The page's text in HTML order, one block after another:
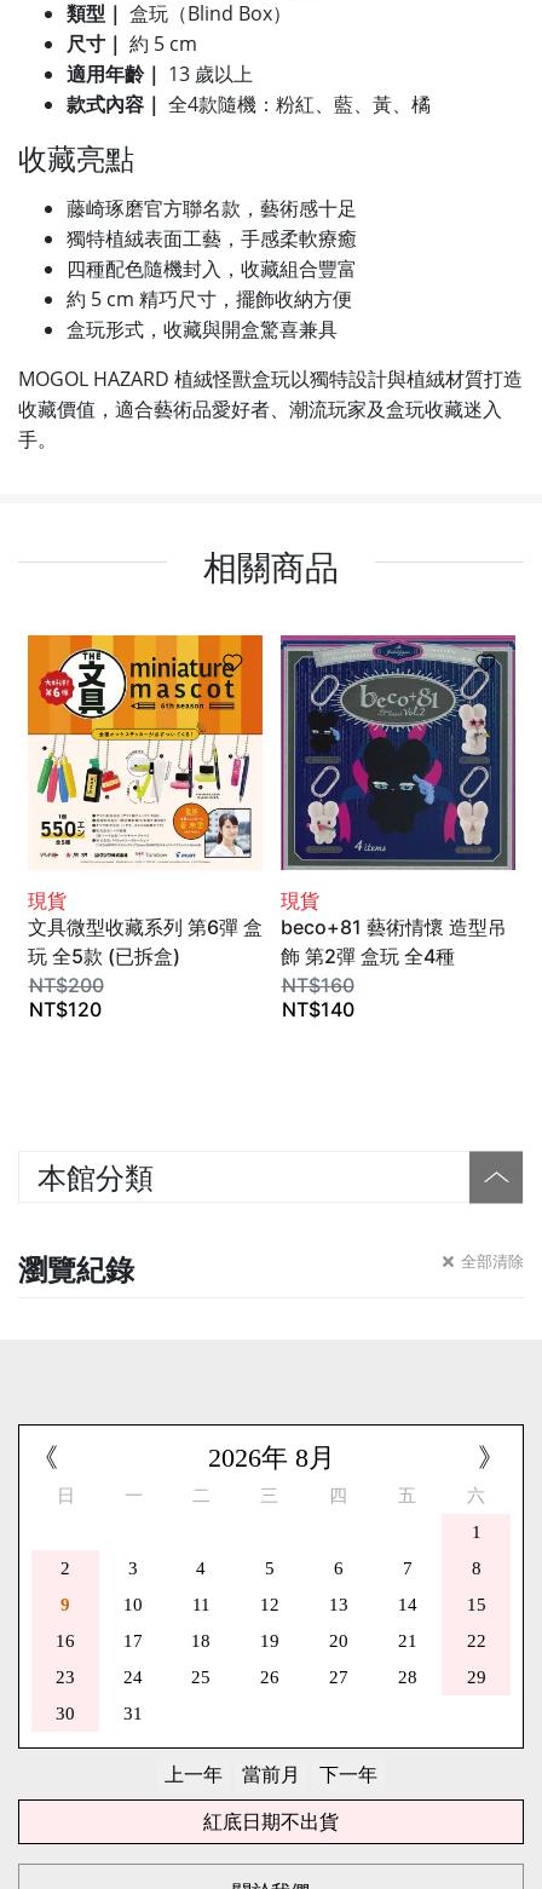
本館分類
瀏覽紀錄 全部清除
類型｜ 盒玩（Blind Box）
尺寸｜ 約 5 cm
適用年齡｜ 13 歲以上
款式內容｜ 全4款隨機：粉紅、藍、黃、橘
收藏亮點
藤崎琢磨官方聯名款，藝術感十足
獨特植絨表面工藝，手感柔軟療癒
四種配色隨機封入，收藏組合豐富
約 5 cm 精巧尺寸，擺飾收納方便
盒玩形式，收藏與開盒驚喜兼具
MOGOL HAZARD 植絨怪獸盒玩以獨特設計與植絨材質打造
收藏價值，適合藝術品愛好者、潮流玩家及盒玩收藏迷入
手。
相關商品
現貨
文具微型收藏系列 第6彈 盒
玩 全5款 (已拆盒)
Kenelephant
NT$200
NT$120
現貨
beco+81 藝術情懷 造型吊
飾 第2彈 盒玩 全4種
Kenelephant
NT$160
NT$140
《 》
2026年 8月
日 一 二 三 四 五
六
1
2
3 4 5 6 7
8
9
10 11 12 13 14
15
16
17 18 19 20 21
22
23
24 25 26 27 28
29
30
31
紅底日期不出貨